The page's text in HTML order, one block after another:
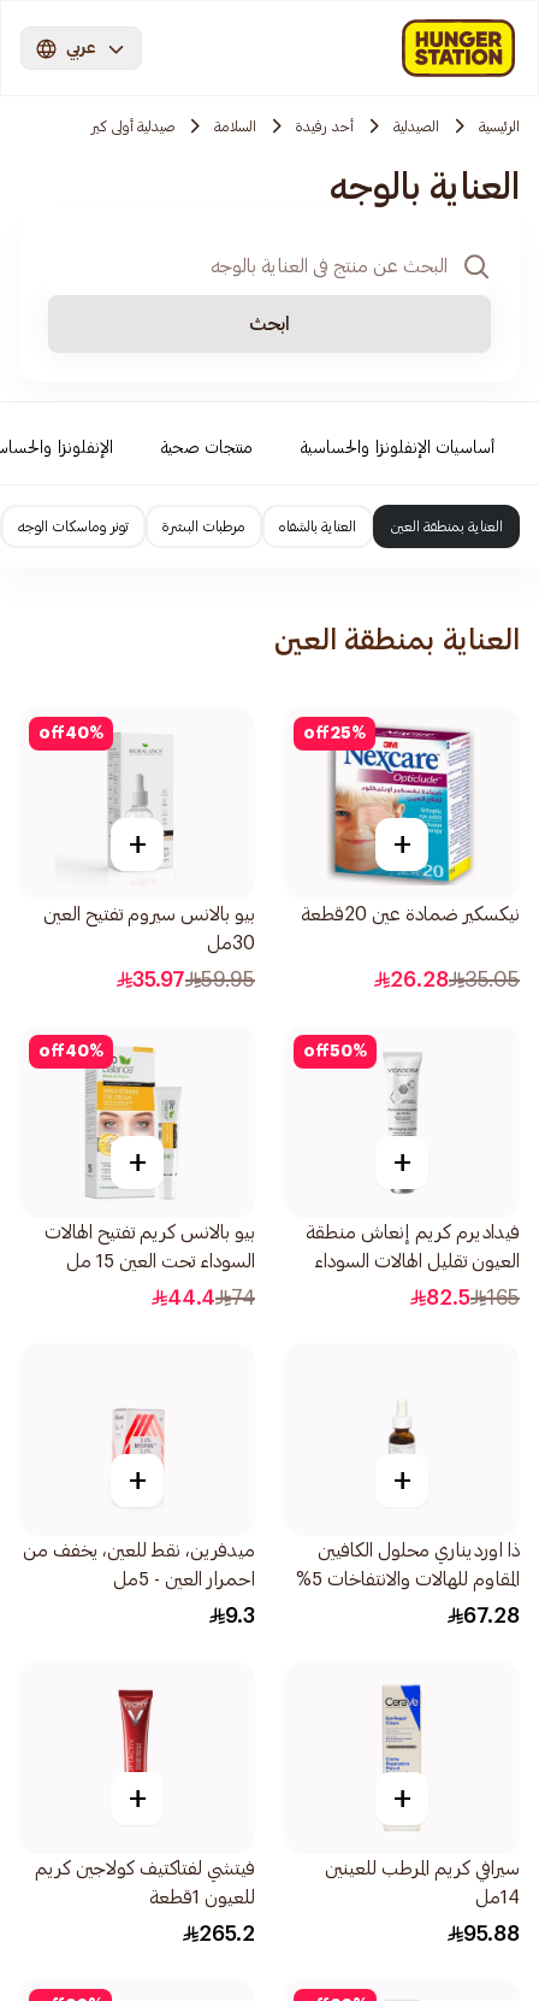
عربي
الرئيسية الصيدلية أحد رفيدة السلامة صيدلية أولى كير
العناية بالوجه
ابحث
أساسيات الإنفلونزا والحساسية منتجات صحية الإنفلونزا
العناية بمنطقة العين العناية بالشفاه مرطبات البشرة تونر وماسكات الوجه
العناية بمنطقة العين
25%
off
+
نيكسكير ضمادة عين 20قطعة
35.05
26.28
40%
off
+
بيو بالانس سيروم تفتيح العين
30مل
59.95
35.97
50%
off
+
فيداديرم كريم إنعاش منطقة
العيون تقليل الهالات السوداء
15مل
165
82.5
40%
off
+
بيو بالانس كريم تفتيح الهالات
السوداء تحت العين 15 مل
74
44.4
+
ذا اورديناري محلول الكافيين
المقاوم للهالات والانتفاخات 5%
+ 30مل
67.28
+
ميدفرين، نقط للعين، يخفف من
احمرار العين - 5مل
9.3
+
سيرافي كريم المرطب للعينين
14مل
95.88
+
فيتشي لفتاكتيف كولاجين كريم
للعيون 1قطعة
265.2